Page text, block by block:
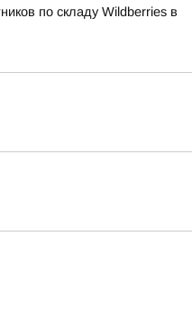
по складу Wildberries в